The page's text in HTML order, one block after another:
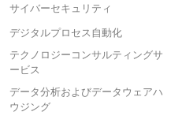
サイバーセキュリティ
デジタルプロセス自動化
テクノロジーコンサルティングサ
ービス
データ分析およびデータウェアハ
ウジング